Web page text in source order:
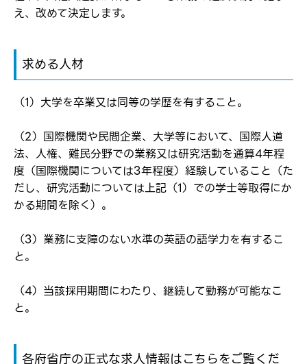
応募完了通知をする
え、改めて決定します。
求める人材
（1）大学を卒業又は同等の学歴を有すること。
（2）国際機関や民間企業、大学等において、国際人道
法、人権、難民分野での業務又は研究活動を通算4年程
度（国際機関については3年程度）経験していること（た
だし、研究活動については上記（1）での学士等取得にか
かる期間を除く）。
（3）業務に支障のない水準の英語の語学力を有するこ
と。
（4）当該採用期間にわたり、継続して勤務が可能なこ
と。
各府省庁の正式な求人情報はこちらをご覧くだ